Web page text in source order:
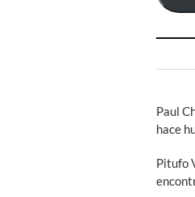
Paul
hace
Pitufo